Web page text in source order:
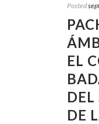
Posted
EL
DE